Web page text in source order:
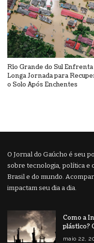
Rio Grande do Sul Enfrenta
Longa Jornada para
o Solo Após Enchentes
O Jornal do Gaúcho é seu
sobre tecnologia, política e
Brasil e do mundo.
impactam seu dia a dia.
Como a
plástico?
maio 22,